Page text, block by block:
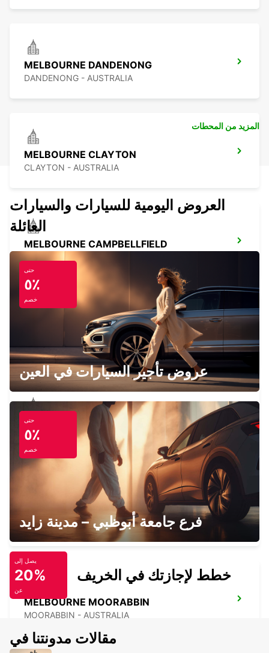
MELBOURNE DANDENONG
DANDENONG - AUSTRALIA
MELBOURNE CLAYTON
CLAYTON - AUSTRALIA
MELBOURNE CAMPBELLFIELD
CAMPBELLFIELD - AUSTRALIA
BAIRNSDALE CITY
BAIRNSDALE - AUSTRALIA
MELBOURNE CITY
MELBOURNE - AUSTRALIA
MELBOURNE ALBERT PARK
ALBERT PARK - AUSTRALIA
MELBOURNE MOORABBIN
MOORABBIN - AUSTRALIA
المزيد من المحطات
العروض اليومية للسيارات والسيارات
العائلة
حتى
٥٪
خصم
عروض تأجير السيارات في العين
حتى
٥٪
خصم
فرع جامعة أبوظبي – مدينة زايد
يصل إلى
20%
عن
خطط لإجازتك في الخريف
مقالات مدونتنا في